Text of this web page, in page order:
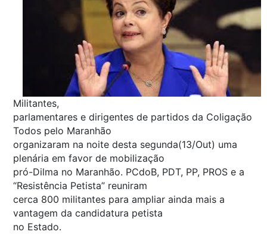
Militantes,
parlamentares e dirigentes de partidos da Coligação
Todos pelo Maranhão
organizaram na noite desta segunda(13/Out) uma
plenária em favor de mobilização
pró-Dilma no Maranhão. PCdoB, PDT, PP, PROS e a
“Resistência Petista” reuniram
cerca 800 militantes para ampliar ainda mais a
vantagem da candidatura petista
no Estado.